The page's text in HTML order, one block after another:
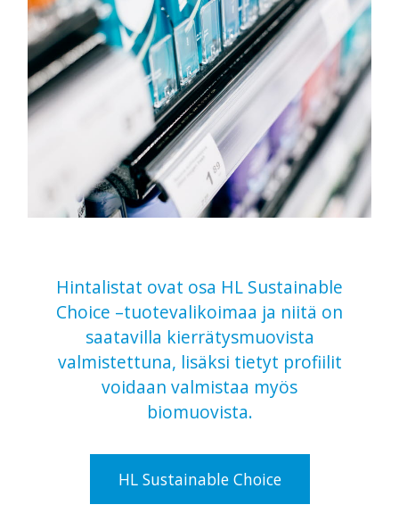
Hintalistat ovat osa HL Sustainable
Choice –tuotevalikoimaa ja niitä on
saatavilla kierrätysmuovista
valmistettuna, lisäksi tietyt profiilit
voidaan valmistaa myös
biomuovista.
HL Sustainable Choice